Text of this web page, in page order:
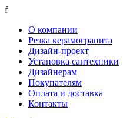
f
О компании
Резка керамогранита
Дизайн-проект
Установка сантехники
Дизайнерам
Покупателям
Оплата и доставка
Контакты